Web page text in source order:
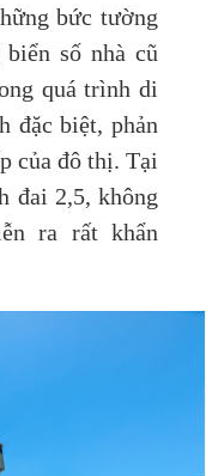
bức tường
số nhà cũ
quá trình di
đặc biệt, phản
của đô thị. Tại
đai 2,5, không
ra rất khẩn